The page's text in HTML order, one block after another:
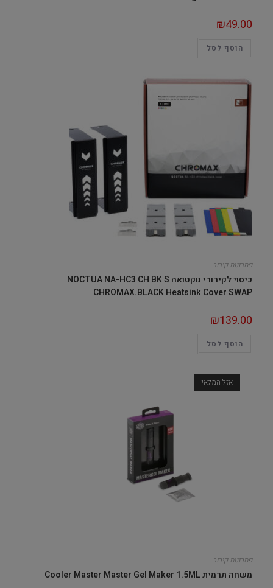
₪49.00
הוסף לסל
פתרונות קירור
כיסוי לקירורי נוקטואה NOCTUA NA-HC3 CH BK S
CHROMAX.BLACK Heatsink Cover SWAP
₪139.00
הוסף לסל
אזל המלאי
פתרונות קירור
משחה תרמית Cooler Master Master Gel Maker 1.5ML